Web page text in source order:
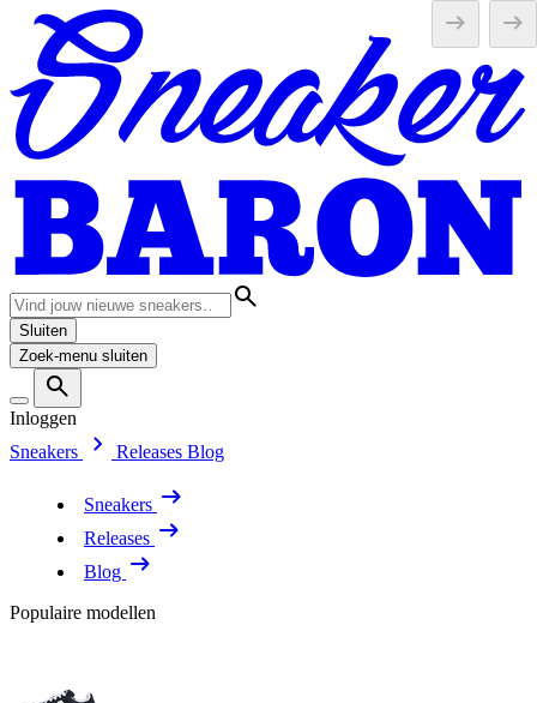
Sluiten
Zoek-menu sluiten
Inloggen
Sneakers
Releases Blog
Sneakers
Releases
Blog
Populaire modellen